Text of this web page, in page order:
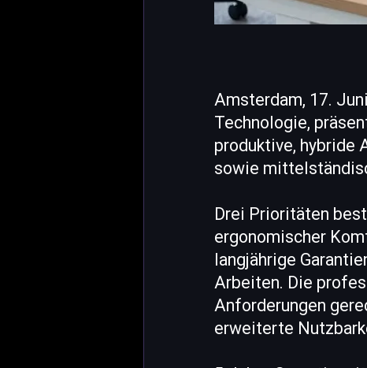
Amsterdam, 17.
Technologie,
produktive, hybride
sowie
Drei Prioritäten
ergonomischer
langjährige
Arbeiten. Die
Anforderungen
erweiterte